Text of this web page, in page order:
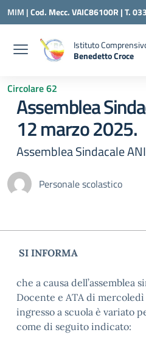
Vai ai contenuti
Vai al menu di navigazione
Vai al footer
MIM |Cod. Mecc. VAIC86100R | T.
240260 | VAIC86100R@ISTRUZIONE.IT
Istituto
Benedetto Croce
Circolare 62
Assemblea
12 marzo 2025.
Assemblea Sindacale
Personale scolastico
SI INFORMA
che a causa dell’assemblea
Docente e ATA di mercoledì
ingresso a scuola è variato
come di seguito indicato: